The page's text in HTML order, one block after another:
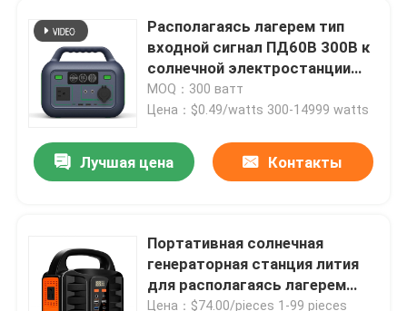
Располагаясь лагерем тип
входной сигнал ПД60В 300В к
солнечной электростанции
лития батареи на открытом
воздухе
MOQ：300 ватт
Цена：$0.49/watts 300-14999 watts
Лучшая цена Контакты
Портативная солнечная
генераторная станция лития
для располагаясь лагерем
электропитания 150Вх
Цена：$74.00/pieces 1-99 pieces